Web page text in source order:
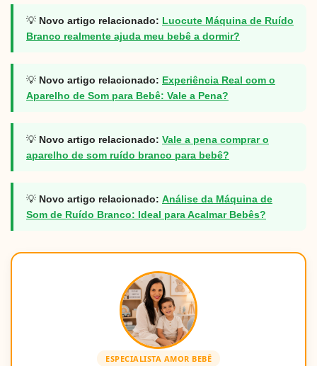
💡 Novo artigo relacionado: Luocute Máquina de Ruído
Branco realmente ajuda meu bebê a dormir?
💡 Novo artigo relacionado: Experiência Real com o
Aparelho de Som para Bebê: Vale a Pena?
💡 Novo artigo relacionado: Vale a pena comprar o
aparelho de som ruído branco para bebê?
💡 Novo artigo relacionado: Análise da Máquina de
Som de Ruído Branco: Ideal para Acalmar Bebês?
ESPECIALISTA AMOR BEBÊ